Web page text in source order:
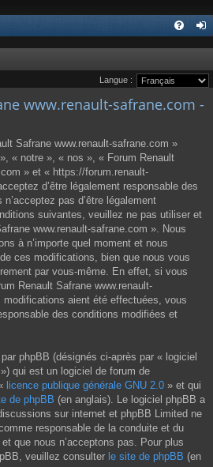
Langue :
www.renault-safrane.com -
Safrane www.renault-safrane.com »
« notre », « nos », « Forum Renault
» et « https://forum.renault-
d’être légalement responsable des
pas d’être légalement
suivantes, veuillez ne pas utiliser et
www.renault-safrane.com ». Nous
à n’importe quel moment et nous
ces modifications, bien que nous vous
par vous-même. En effet, si vous
Renault Safrane www.renault-
aient été effectuées, vous
des conditions modifiées et
phpBB (désignés ci-après par « logiciel
qui est un logiciel de forum de
licence publique générale GNU 2.0 » et qui
de phpBB (en anglais). Le logiciel phpBB a
sur internet et phpBB Limited ne
responsable de la conduite et du
que nous n’acceptons pas. Pour plus
veuillez consulter le site de phpBB (en